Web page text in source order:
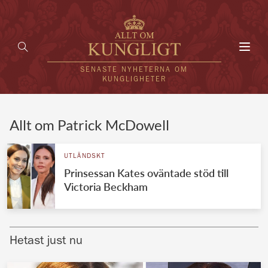
SENASTE NYHETERNA OM
KUNGLIGHETER
UTLÄNDSKT
VÄRLDENS KUNGAHUS
Brittiska kungahuset
Allt om Patrick McDowell
UTLÄNDSKT
Prinsessan Kates oväntade stöd till
Victoria Beckham
Hetast just nu